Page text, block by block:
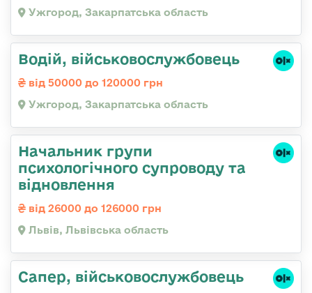
Ужгород, Закарпатська область
Водій, військовослужбовець
від 50000 до 120000 грн
Ужгород, Закарпатська область
Начальник групи
психологічного супроводу та
відновлення
від 26000 до 126000 грн
Львів, Львівська область
Сапер, військовослужбовець